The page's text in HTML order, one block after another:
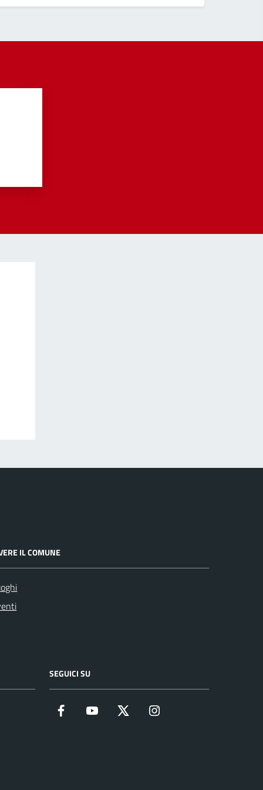
IL COMUNE
SEGUICI SU
Facebook YouTube Twitter